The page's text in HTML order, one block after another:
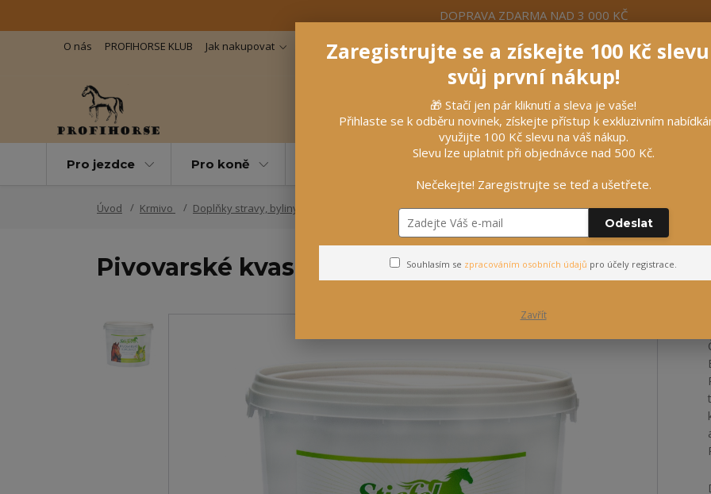
DOPRAVA ZDARMA NAD 3 000 KČ
O nás PROFIHORSE KLUB Jak nakupovat Důležité informace Více Nevíte si rady? Zavolejte. +420
Pro jezdce Pro koně Vybavení stájí
Úvod Krmivo Doplňky stravy, byliny Pivovarské kvasnice Stiefel
Pivovarské kvasnice Stiefel
Zaregistrujte se a získejte 100 Kč
svůj první nákup!
🎁 Stačí jen pár kliknutí a sleva je vaše!
Přihlaste se k odběru novinek, získejte přístup k exkluzivním
využijte 100 Kč slevu na váš nákup.
Slevu lze uplatnit při objednávce nad 500 Kč.
Nečekejte! Zaregistrujte se teď a ušetřete.
Odeslat
Souhlasím se zpracováním osobních údajů pro účely registrace.
Zavřít